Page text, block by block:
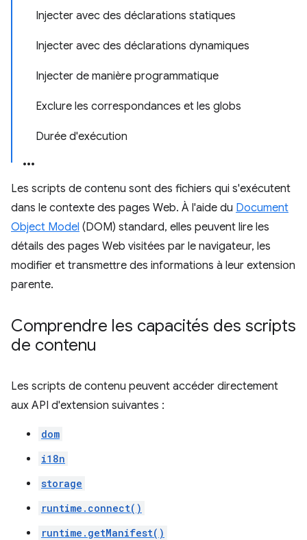
Injecter avec des déclarations statiques
Injecter avec des déclarations dynamiques
Injecter de manière programmatique
Exclure les correspondances et les globs
Durée d'exécution
Les scripts de contenu sont des fichiers qui s'exécutent
dans le contexte des pages Web. À l'aide du Document
Object Model (DOM) standard, elles peuvent lire les
détails des pages Web visitées par le navigateur, les
modifier et transmettre des informations à leur extension
parente.
Comprendre les capacités des scripts
de contenu
Les scripts de contenu peuvent accéder directement
aux API d'extension suivantes :
dom
i18n
storage
runtime.connect()
runtime.getManifest()